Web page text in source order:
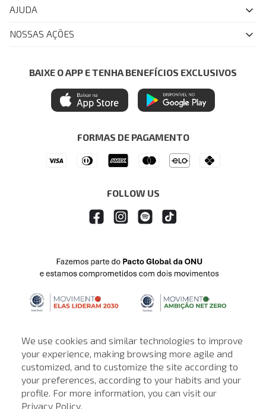
We use cookies and similar technologies to improve
your experience, making browsing more agile and
customized, and to customize the site according to
your preferences, according to your habits and your
profile. For more information, you can visit our
Privacy Policy.
Quem Somos
John John Club
Painel de Privacidade
Central de Preferências
Ética e Sustentabilidade
AJUDA
FAQ
Regulamentos
Seja um Revendedor
NOSSAS AÇÕES
Azul Fidelidade
Mastercard
Itau Personnalite
BAIXE O APP E TENHA BENEFÍCIOS EXCLUSIVOS
FORMAS DE PAGAMENTO
FOLLOW US
© © Copyright 2000-2026 - Todos os direitos reservados. A Loja de